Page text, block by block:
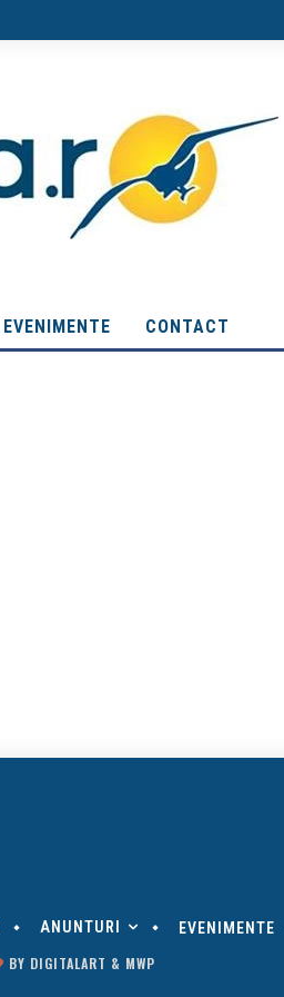
EVENIMENTE CONTACT
ANUNTURI EVENIMENTE
BY DIGITALART & MWP